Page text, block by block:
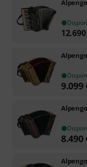
12.690
9.099
8.490